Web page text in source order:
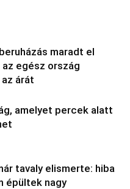
maradt el
egész ország
árát
amelyet percek alatt
tavaly elismerte: hiba
épültek nagy